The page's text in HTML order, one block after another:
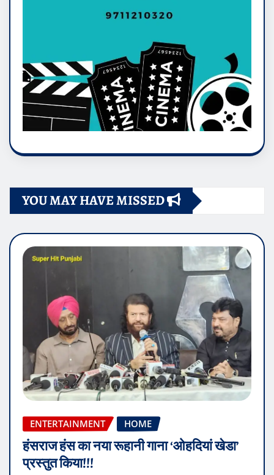
YOU MAY HAVE MISSED
ENTERTAINMENT HOME
हंसराज हंस का नया रूहानी गाना ‘ओहदियां खेडा’
प्रस्तुत किया!!!